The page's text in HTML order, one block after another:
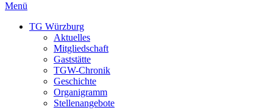
Menü
TG Würzburg
Aktuelles
Mitgliedschaft
Gaststätte
TGW-Chronik
Geschichte
Organigramm
Stellenangebote